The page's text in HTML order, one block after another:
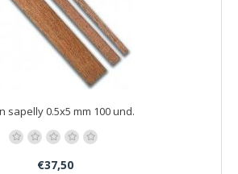
sapelly 0.5x5 mm 100 und.
€37,50